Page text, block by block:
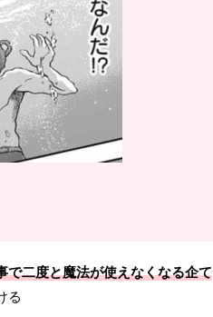
で二度と魔法が使えなくなる企て
る